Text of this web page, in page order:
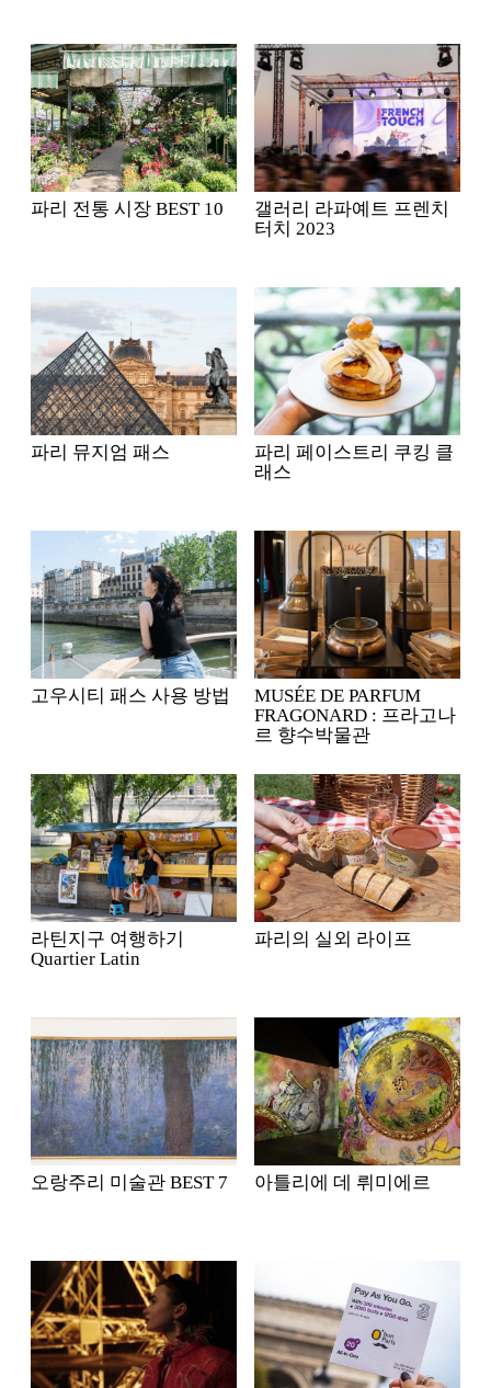
파리 전통 시장 BEST 10
갤러리 라파예트 프렌치
터치 2023
파리 뮤지엄 패스
파리 페이스트리 쿠킹 클
래스
고우시티 패스 사용 방법
MUSÉE DE PARFUM
FRAGONARD : 프라고나
르 향수박물관
라틴지구 여행하기
Quartier Latin
파리의 실외 라이프
오랑주리 미술관 BEST 7 아틀리에 데 뤼미에르